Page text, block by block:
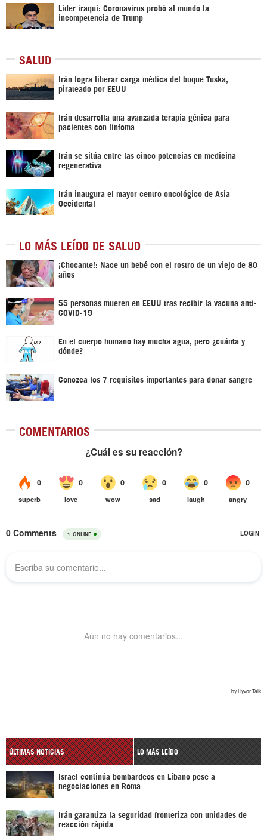
Líder iraquí: Coronavirus probó al mundo la
incompetencia de Trump
SALUD
Irán logra liberar carga médica del buque Tuska,
pirateado por EEUU
Irán desarrolla una avanzada terapia génica para
pacientes con linfoma
Irán se sitúa entre las cinco potencias en medicina
regenerativa
Irán inaugura el mayor centro oncológico de Asia
Occidental
LO MÁS LEÍDO DE SALUD
¡Chocante!: Nace un bebé con el rostro de un viejo de 80
años
55 personas mueren en EEUU tras recibir la vacuna anti-
COVID-19
En el cuerpo humano hay mucha agua, pero ¿cuánta y
dónde?
Conozca los 7 requisitos importantes para donar sangre
COMENTARIOS
ÚLTIMAS NOTICIAS LO MÁS LEÍDO
Israel continúa bombardeos en Líbano pese a
negociaciones en Roma
Irán garantiza la seguridad fronteriza con unidades de
reacción rápida